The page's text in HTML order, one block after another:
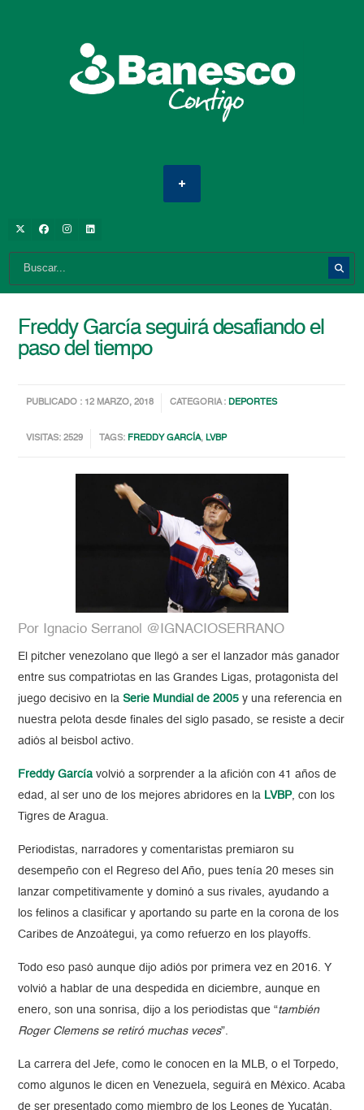
Freddy García seguirá desafiando el
paso del tiempo
PUBLICADO : 12 MARZO, 2018 CATEGORIA :DEPORTES
VISITAS: 2529 TAGS: FREDDY GARCÍA,LVBP
Por Ignacio Serrano| @IGNACIOSERRANO
El pitcher venezolano que llegó a ser el lanzador más ganador
entre sus compatriotas en las Grandes Ligas, protagonista del
juego decisivo en la Serie Mundial de 2005 y una referencia en
nuestra pelota desde finales del siglo pasado, se resiste a decir
adiós al beisbol activo.
Freddy García volvió a sorprender a la afición con 41 años de
edad, al ser uno de los mejores abridores en la LVBP, con los
Tigres de Aragua.
Periodistas, narradores y comentaristas premiaron su
desempeño con el Regreso del Año, pues tenía 20 meses sin
lanzar competitivamente y dominó a sus rivales, ayudando a
los felinos a clasificar y aportando su parte en la corona de los
Caribes de Anzoátegui, ya como refuerzo en los playoffs.
Todo eso pasó aunque dijo adiós por primera vez en 2016. Y
volvió a hablar de una despedida en diciembre, aunque en
enero, son una sonrisa, dijo a los periodistas que “también
Roger Clemens se retiró muchas veces”.
La carrera del Jefe, como le conocen en la MLB, o el Torpedo,
como algunos le dicen en Venezuela, seguirá en México. Acaba
de ser presentado como miembro de los Leones de Yucatán,